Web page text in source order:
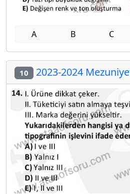
A B C
10 2023-2024